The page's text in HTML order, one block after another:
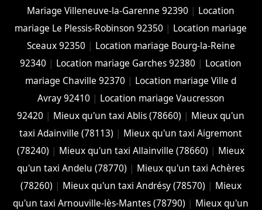
Mariage Villeneuve-la-Garenne 92390 | Location
mariage Le Plessis-Robinson 92350 | Location mariage
Sceaux 92350 | Location mariage Bourg-la-Reine
92340 | Location mariage Garches 92380 | Location
mariage Chaville 92370 | Location mariage Ville d
Avray 92410 | Location mariage Vaucresson
92420 | Mieux qu'un taxi Ablis (78660) | Mieux qu'un
taxi Adainville (78113) | Mieux qu'un taxi Aigremont
(78240) | Mieux qu'un taxi Allainville (78660) | Mieux
qu'un taxi Andelu (78770) | Mieux qu'un taxi Achères
(78260) | Mieux qu'un taxi Andrésy (78570) | Mieux
qu'un taxi Arnouville-lès-Mantes (78790) | Mieux qu'un